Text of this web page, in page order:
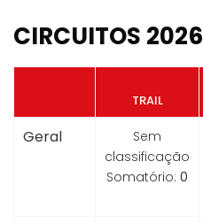
CIRCUITOS 2026
TRAIL
Geral
Sem
classificação
Somatório: 0